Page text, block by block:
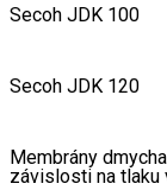
Secoh JDK 100
Secoh JDK 120
Membrány
závislosti na tlaku